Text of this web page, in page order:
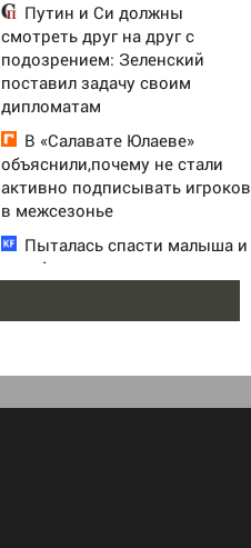
Путин и Си должны
смотреть друг на друг с
подозрением: Зеленский
поставил задачу своим
дипломатам
В «Салавате Юлаеве»
объяснили,почему не стали
активно подписывать игроков
в межсезонье
Пыталась спасти малыша и
погибла с ним: женщина
зарезал жену из-за ревности